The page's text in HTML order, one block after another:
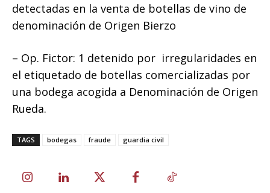
detectadas en la venta de botellas de vino de
denominación de Origen Bierzo
– Op. Fictor: 1 detenido por irregularidades en
el etiquetado de botellas comercializadas por
una bodega acogida a Denominación de Origen
Rueda.
TAGS bodegas fraude guardia civil